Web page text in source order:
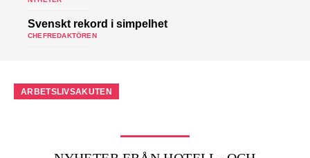
Svenskt rekord i simpelhet
CHEFREDAKTÖREN
ARBETSLIVSAKUTEN